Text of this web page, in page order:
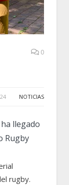
0
NOTICIAS
llegado
Rugby
rugby.